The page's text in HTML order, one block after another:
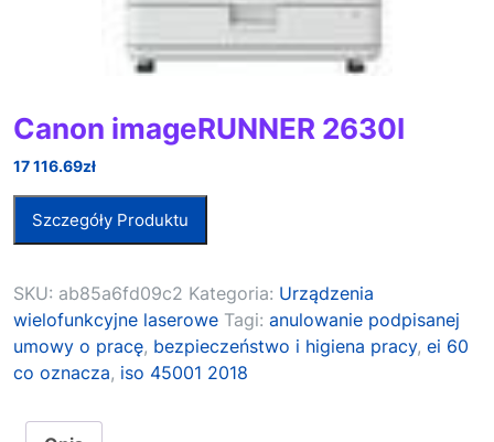
Canon imageRUNNER 2630I
17 116.69zł
Szczegóły Produktu
SKU: ab85a6fd09c2 Kategoria: Urządzenia
wielofunkcyjne laserowe Tagi: anulowanie podpisanej
umowy o pracę, bezpieczeństwo i higiena pracy, ei 60
co oznacza, iso 45001 2018